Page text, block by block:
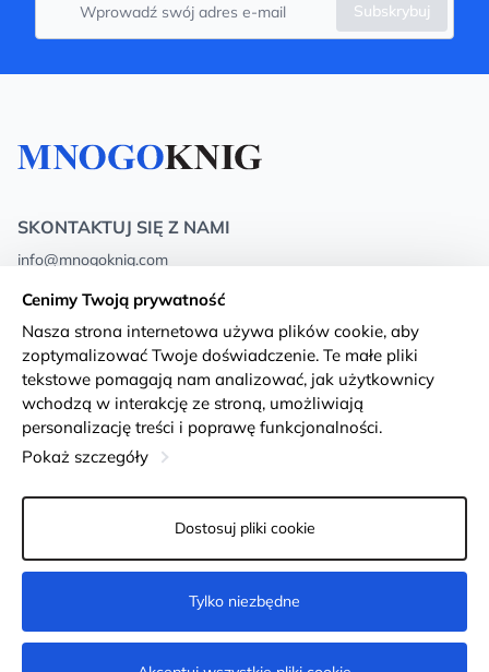
Subskrybuj
SKONTAKTUJ SIĘ Z NAMI
info@mnogoknig.com
Rīga, Augusta Deglava 69d, LV-1082
O nas
Sklepy
Dostawa i płatność
Karty lojalnościowe
Dla klientów hurtowych
Privacy Policy
Warunki i zasady
Returns
Ustawienia plików cookie
Cenimy Twoją prywatność
Nasza strona internetowa używa plików cookie, aby
zoptymalizować Twoje doświadczenie. Te małe pliki
tekstowe pomagają nam analizować, jak użytkownicy
wchodzą w interakcję ze stroną, umożliwiają
personalizację treści i poprawę funkcjonalności.
Pokaż szczegóły
Dostosuj pliki cookie
Tylko niezbędne